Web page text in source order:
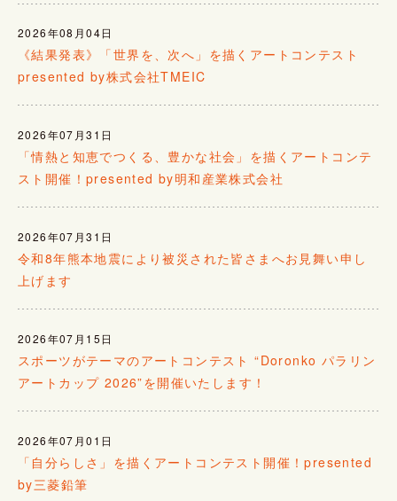
2026年08月04日
《結果発表》「世界を、次へ」を描くアートコンテスト
presented by株式会社TMEIC
2026年07月31日
「情熱と知恵でつくる、豊かな社会」を描くアートコンテ
スト開催！presented by明和産業株式会社
2026年07月31日
令和8年熊本地震により被災された皆さまへお見舞い申し
上げます
2026年07月15日
スポーツがテーマのアートコンテスト “Doronko パラリン
アートカップ 2026”を開催いたします！
2026年07月01日
「自分らしさ」を描くアートコンテスト開催！presented
by三菱鉛筆